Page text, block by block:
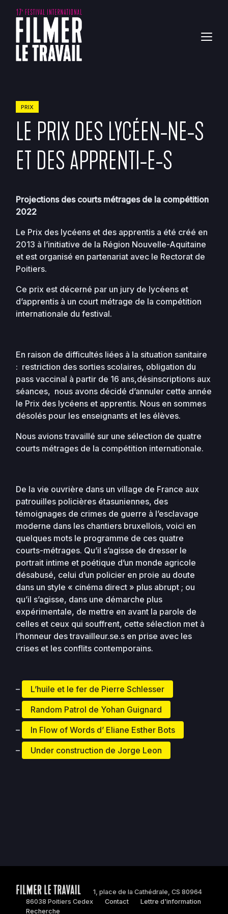
PRIX
LE PRIX DES LYCÉEN-NE-S
ET DES APPRENTI-E-S
Projections des courts métrages de la compétition
2022
Le Prix des lycéens et des apprentis a été créé en
2013 à l’initiative de la Région Nouvelle-Aquitaine
et est organisé en partenariat avec le Rectorat de
Poitiers.
Ce prix est décerné par un jury de lycéens et
d’apprentis à un court métrage de la compétition
internationale du festival.
En raison de difficultés liées à la situation sanitaire
: restriction des sorties scolaires, obligation du
pass vaccinal à partir de 16 ans,désinscriptions aux
séances, nous avons décidé d’annuler cette année
le Prix des lycéens et apprentis. Nous en sommes
désolés pour les enseignants et les élèves.
Nous avions travaillé sur une sélection de quatre
courts métrages de la compétition internationale.
De la vie ouvrière dans un village de France aux
patrouilles policières étasuniennes, des
témoignages de crimes de guerre à l’esclavage
moderne dans les chantiers bruxellois, voici en
quelques mots le programme de ces quatre
courts-métrages. Qu’il s’agisse de dresser le
portrait intime et poétique d’un monde agricole
désabusé, celui d’un policier en proie au doute
dans un style « cinéma direct » plus abrupt ; ou
qu’il s’agisse, dans une démarche plus
expérimentale, de mettre en avant la parole de
celles et ceux qui souffrent, cette sélection met à
l’honneur des travailleur.se.s en prise avec les
crises et les conflits contemporains.
–
L’huile et le fer de Pierre Schlesser
–
Random Patrol de Yohan Guignard
–
In Flow of Words d’ Eliane Esther Bots
–
Under construction de Jorge Leon
1, place de la Cathédrale, CS 80964
86038 Poitiers Cedex
Contact
Lettre d'information
Recherche